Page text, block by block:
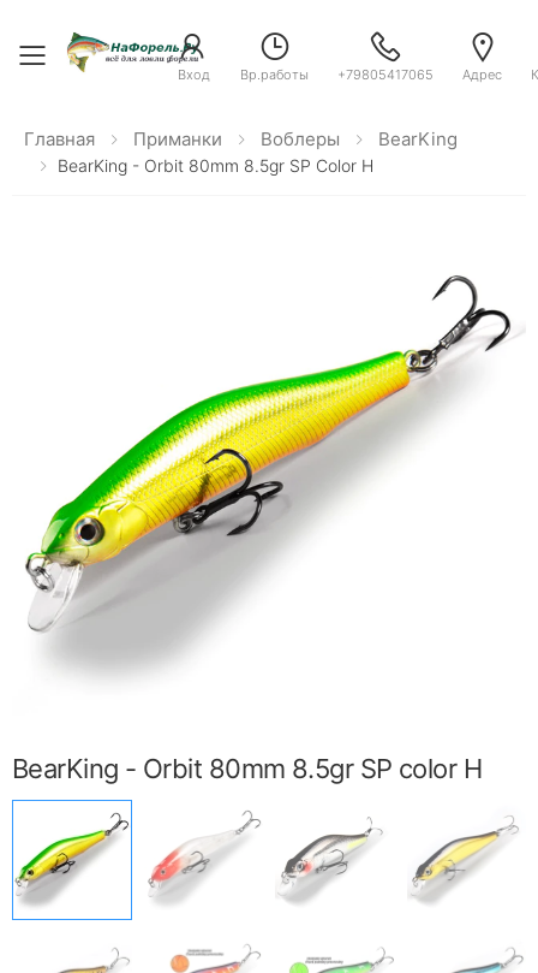
Toggle menu
Вход Вр.работы +79805417065 Адрес
Главная Приманки Воблеры BearKing
BearKing - Orbit 80mm 8.5gr SP Color H
BearKing - Orbit 80mm 8.5gr SP color H